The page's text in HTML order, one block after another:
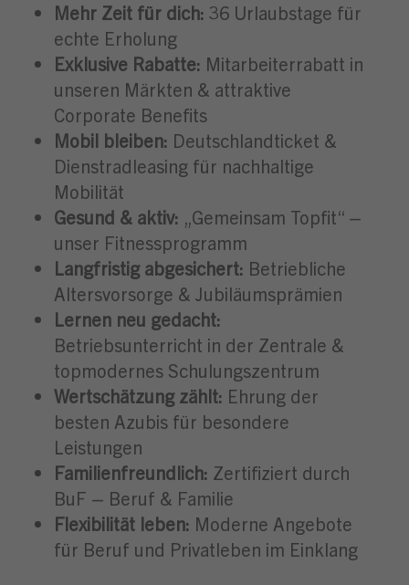
Mehr Zeit für dich: 36 Urlaubstage für
echte Erholung
Exklusive Rabatte: Mitarbeiterrabatt in
unseren Märkten & attraktive
Corporate Benefits
Mobil bleiben: Deutschlandticket &
Dienstradleasing für nachhaltige
Mobilität
Gesund & aktiv: „Gemeinsam Topfit“ –
unser Fitnessprogramm
Langfristig abgesichert: Betriebliche
Altersvorsorge & Jubiläumsprämien
Lernen neu gedacht:
Betriebsunterricht in der Zentrale &
topmodernes Schulungszentrum
Wertschätzung zählt: Ehrung der
besten Azubis für besondere
Leistungen
Familienfreundlich: Zertifiziert durch
BuF – Beruf & Familie
Flexibilität leben: Moderne Angebote
für Beruf und Privatleben im Einklang